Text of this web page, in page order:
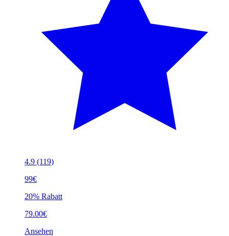
4.9 (119)
99€
20% Rabatt
79.00€
Ansehen